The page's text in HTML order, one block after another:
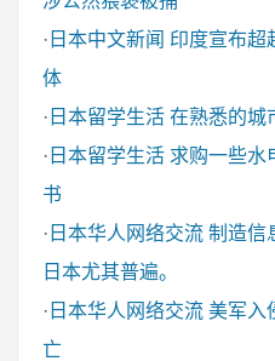
· 日本中文新闻 印度宣布超
体
· 日本留学生活 在熟悉的城
· 日本留学生活 求购一些水
书
· 日本华人网络交流 制造信
日本尤其普遍。
· 日本华人网络交流 美军入
亡